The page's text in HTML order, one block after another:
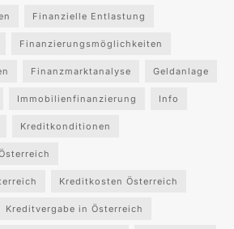
Finanzielle Entlastung
Finanzierungsmöglichkeiten
Finanzmarktanalyse Geldanlage
Immobilienfinanzierung Info
Kreditkonditionen
Kreditkosten Österreich
Kreditvergabe in Österreich